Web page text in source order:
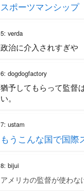
スポーツマンシップ
5: verda
政治に介入されすぎや
6: dogdogfactory
猶予してもらって監督
い。
7: ustam
もうこんな国で国際
8: bijui
アメリカの監督が使わな